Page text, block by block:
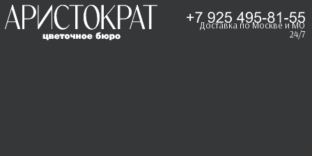
Доставка по Москве и МО
24/7